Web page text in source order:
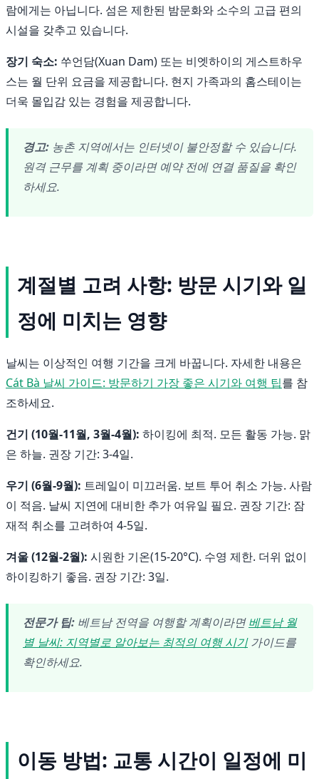
람에게는 아닙니다. 섬은 제한된 밤문화와 소수의 고급 편의
시설을 갖추고 있습니다.
장기 숙소: 쑤언담(Xuan Dam) 또는 비엣하이의 게스트하우
스는 월 단위 요금을 제공합니다. 현지 가족과의 홈스테이는
더욱 몰입감 있는 경험을 제공합니다.
경고: 농촌 지역에서는 인터넷이 불안정할 수 있습니다.
원격 근무를 계획 중이라면 예약 전에 연결 품질을 확인
하세요.
계절별 고려 사항: 방문 시기와 일
정에 미치는 영향
날씨는 이상적인 여행 기간을 크게 바꿉니다. 자세한 내용은
Cát Bà 날씨 가이드: 방문하기 가장 좋은 시기와 여행 팁를 참
조하세요.
건기 (10월-11월, 3월-4월): 하이킹에 최적. 모든 활동 가능. 맑
은 하늘. 권장 기간: 3-4일.
우기 (6월-9월): 트레일이 미끄러움. 보트 투어 취소 가능. 사람
이 적음. 날씨 지연에 대비한 추가 여유일 필요. 권장 기간: 잠
재적 취소를 고려하여 4-5일.
겨울 (12월-2월): 시원한 기온(15-20°C). 수영 제한. 더위 없이
하이킹하기 좋음. 권장 기간: 3일.
전문가 팁: 베트남 전역을 여행할 계획이라면베트남 월
별 날씨: 지역별로 알아보는 최적의 여행 시기가이드를
확인하세요.
이동 방법: 교통 시간이 일정에 미